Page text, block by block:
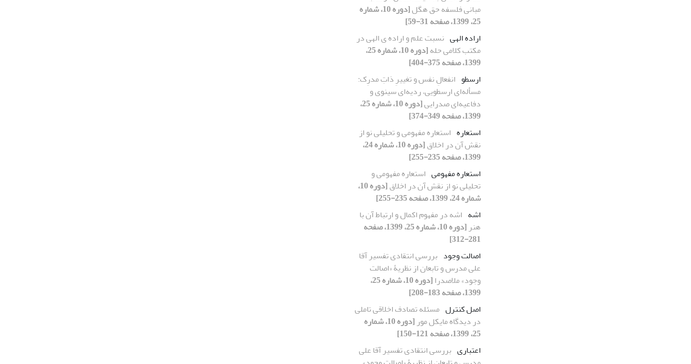
مبانی فلسفه حق هگل
[دوره 10، شماره
25، 1399، صفحه 31-59]
اراده الهی نسبت علم و اراده ی الهی در
مکتب کلامی حله
[دوره 10، شماره 25،
1399، صفحه 375-404]
ارسطو انفعالِ نفس و تغییرِ ذاتِ مدرِک:
مسأله‌ای ارسطویی، ردیه‌ای سینوی و
دفاعیه‌ای صدرایی
[دوره 10، شماره 25،
1399، صفحه 349-374]
استعاره استعاره مفهومی و تحلیلی نو از
نقش آن در اخلاق
[دوره 10، شماره 24،
1399، صفحه 235-255]
استعاره مفهومی استعاره مفهومی و
تحلیلی نو از نقش آن در اخلاق
[دوره 10،
شماره 24، 1399، صفحه 235-255]
اشه اشه در مفهوم اکمال و ارتباط آن با
هنر
[دوره 10، شماره 25، 1399، صفحه
281-312]
اصالت وجود بررسی انتقادی تفسیر آقا
علی مدرس و تابعان از نظریۀ «اصالت
وجود» ملاصدرا
[دوره 10، شماره 25،
1399، صفحه 183-208]
اصل کنترل مسئله تصادف اخلاقی تاملی
در دیدگاه مایکل مور
[دوره 10، شماره
25، 1399، صفحه 121-150]
اعتباری بررسی انتقادی تفسیر آقا علی